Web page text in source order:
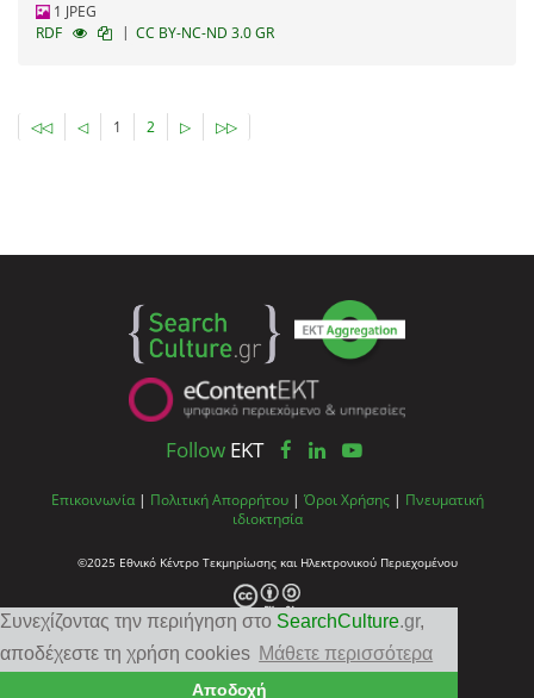
Συνεχίζοντας την περιήγηση στο SearchCulture.gr,
αποδέχεστε τη χρήση cookies Μάθετε περισσότερα
Αποδοχή
1 JPEG
RDF
| CC BY-NC-ND 3.0 GR
◁◁ ◁ 1 2 ▷ ▷▷
Follow EKT
Επικοινωνία | Πολιτική Απορρήτου | Όροι Χρήσης | Πνευματική
ιδιοκτησία
©2025 Εθνικό Κέντρο Τεκμηρίωσης και Ηλεκτρονικού Περιεχομένου